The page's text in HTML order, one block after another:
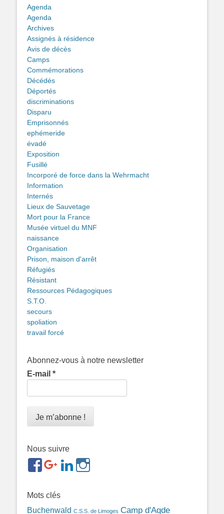
Agenda
Agenda
Archives
Assignés à résidence
Avis de décès
Camps
Commémorations
Décédés
Déportés
discriminations
Disparu
Emprisonnés
ephémeride
évadé
Exposition
Fusillé
Incorporé de force dans la Wehrmacht
Information
Internés
Lieux de Sauvetage
Mort pour la France
Musée virtuel du MNF
naissance
Organisation
Prison, maison d'arrêt
Réfugiés
Résistant
Ressources Pédagogiques
S.T.O.
secours
spoliation
travail forcé
Abonnez-vous à notre newsletter
E-mail *
Nous suivre
https://www.facebook.com/groups/
ref=br_rs
https://plus.google.com/b/
https://www.linkedin.com/in/gigi-
bonin-
Mots clés
Buchenwald C.S.S. de Limoges Camp d'Agde